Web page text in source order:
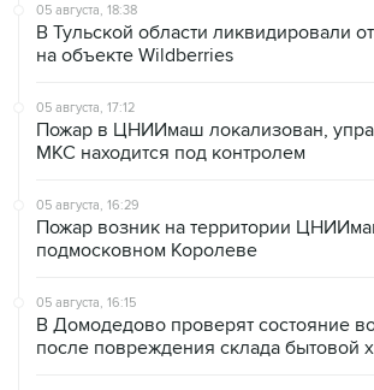
05 августа, 18:38
В Тульской области ликвидировали
на объекте Wildberries
05 августа, 17:12
Пожар в ЦНИИмаш локализован,
МКС находится под контролем
05 августа, 16:29
Пожар возник на территории
подмосковном Королеве
05 августа, 16:15
В Домодедово проверят состояние
после повреждения склада бытовой